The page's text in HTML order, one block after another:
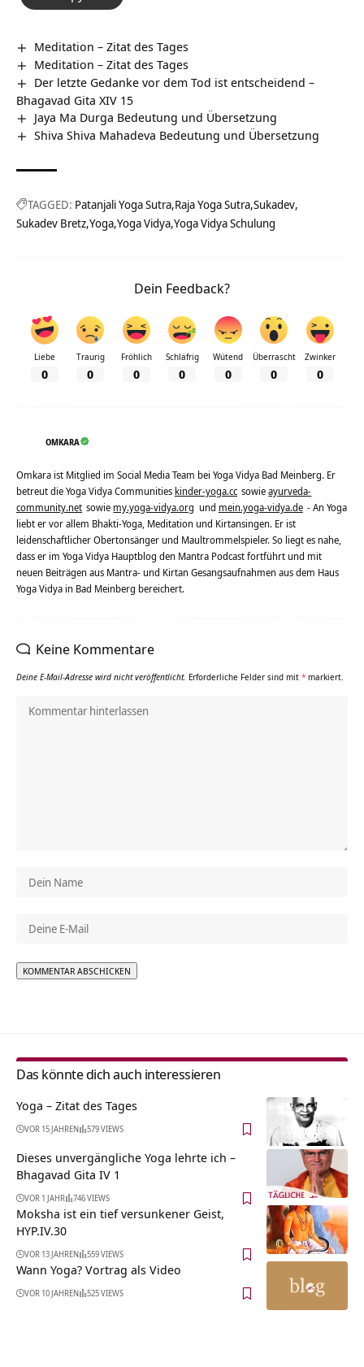
Meditation – Zitat des Tages
Meditation – Zitat des Tages
Der letzte Gedanke vor dem Tod ist entscheidend –
Bhagavad Gita XIV 15
Jaya Ma Durga Bedeutung und Übersetzung
Shiva Shiva Mahadeva Bedeutung und Übersetzung
TAGGED: Patanjali Yoga Sutra Raja Yoga Sutra Sukadev
Sukadev Bretz Yoga Yoga Vidya Yoga Vidya Schulung
Dein Feedback?
Liebe
0
Traurig
0
Fröhlich
0
Schläfrig
0
Wütend
0
Überrascht
0
Zwinker
0
OMKARA
Omkara ist Mitglied im Social Media Team bei Yoga Vidya Bad Meinberg. Er
betreut die Yoga Vidya Communities kinder-yoga.cc sowieayurveda-
community.net sowie my.yoga-vidya.org und mein.yoga-vidya.de - An Yoga
liebt er vor allem Bhakti-Yoga, Meditation und Kirtansingen. Er ist
leidenschaftlicher Obertonsänger und Maultrommelspieler. So liegt es nahe,
dass er im Yoga Vidya Hauptblog den Mantra Podcast fortführt und mit
neuen Beiträgen aus Mantra- und Kirtan Gesangsaufnahmen aus dem Haus
Yoga Vidya in Bad Meinberg bereichert.
Keine Kommentare
Deine E-Mail-Adresse wird nicht veröffentlicht. Erforderliche Felder sind mit * markiert.
Das könnte dich auch interessieren
Yoga – Zitat des Tages
VOR 15 JAHREN 579 VIEWS
Dieses unvergängliche Yoga lehrte ich –
Bhagavad Gita IV 1
VOR 1 JAHR 746 VIEWS
Moksha ist ein tief versunkener Geist,
HYP.IV.30
VOR 13 JAHREN 559 VIEWS
Wann Yoga? Vortrag als Video
VOR 10 JAHREN 525 VIEWS